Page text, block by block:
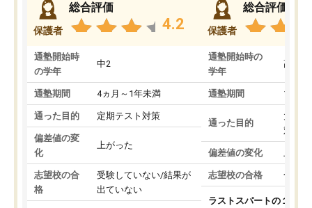
保護者
総合評価
4.2
通塾開始時
の学年
中2
通塾期間 4ヵ月～1年未満
通った目的 定期テスト対策
偏差値の変
化
上がった
志望校の合
格
受験していない/結果が
出ていない
保護者
総合評価
通塾開始時の
学年
高3
通塾期間 1～3
通った目的
大学
対策
偏差値の変化 上が
志望校の合格 合格
ラストスパートの１か月